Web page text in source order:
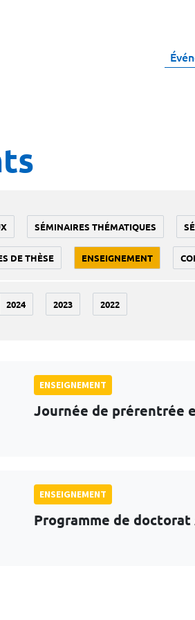
SÉMINAIRES THÉMATIQUES
DE THÈSE ENSEIGNEMENT
2024 2023 2022
ENSEIGNEMENT
Journée de prérentrée
ENSEIGNEMENT
Programme de doctorat